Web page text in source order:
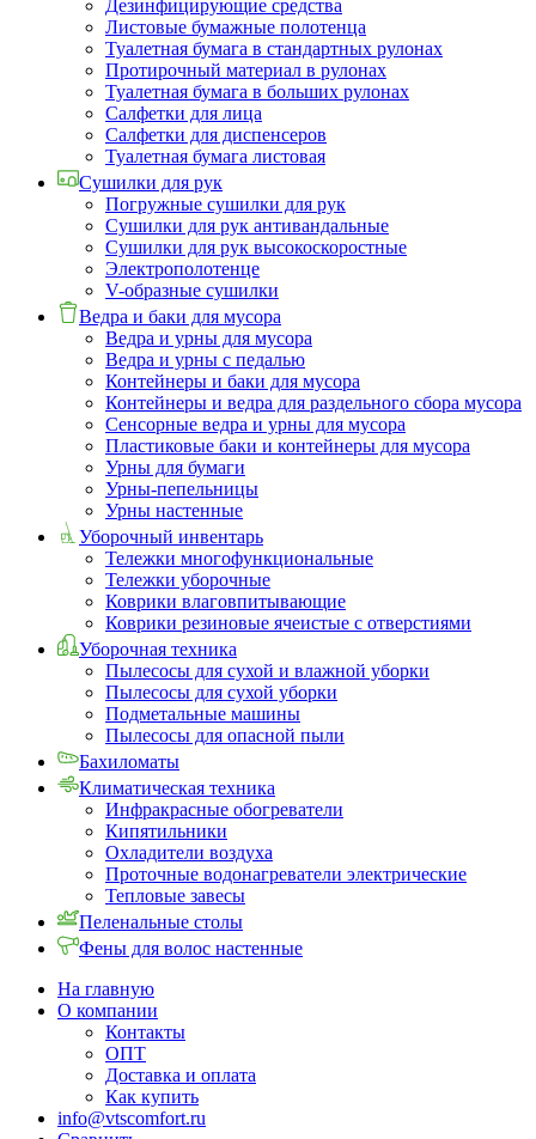
Дезинфицирующие средства
Листовые бумажные полотенца
Туалетная бумага в стандартных рулонах
Протирочный материал в рулонах
Туалетная бумага в больших рулонах
Салфетки для лица
Салфетки для диспенсеров
Туалетная бумага листовая
Сушилки для рук
Погружные сушилки для рук
Сушилки для рук антивандальные
Сушилки для рук высокоскоростные
Электрополотенце
V-образные сушилки
Ведра и баки для мусора
Ведра и урны для мусора
Ведра и урны с педалью
Контейнеры и баки для мусора
Контейнеры и ведра для раздельного сбора мусора
Сенсорные ведра и урны для мусора
Пластиковые баки и контейнеры для мусора
Урны для бумаги
Урны-пепельницы
Урны настенные
Уборочный инвентарь
Тележки многофункциональные
Тележки уборочные
Коврики влаговпитывающие
Коврики резиновые ячеистые с отверстиями
Уборочная техника
Пылесосы для сухой и влажной уборки
Пылесосы для сухой уборки
Подметальные машины
Пылесосы для опасной пыли
Бахиломаты
Климатическая техника
Инфракрасные обогреватели
Кипятильники
Охладители воздуха
Проточные водонагреватели электрические
Тепловые завесы
Пеленальные столы
Фены для волос настенные
На главную
О компании
Контакты
ОПТ
Доставка и оплата
Как купить
info@vtscomfort.ru